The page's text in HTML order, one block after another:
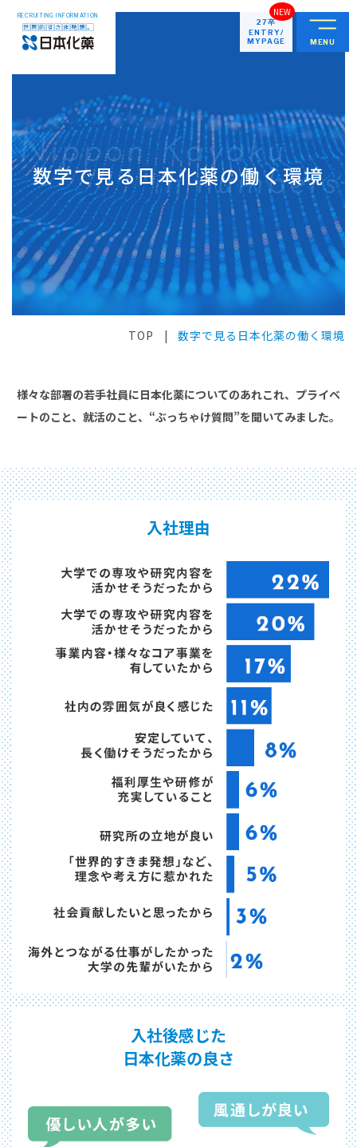
RECRUITING INFORMATION
27卒
ENTRY/
MYPAGE
MENU
はじめに
3分でわかる日本化薬
トップメッセージ
日本化薬の事業フィールド
これが世界的すきま発想。
世界の社会課題と我々が生み出すもの
会社を知る
会社説明会動画
仕事とキャリア
社員紹介1：生産技術職
社員紹介2：セイフティシステムズ 開発研究職
社員紹介3：機能化学品 技術職
社員紹介4：新事業開発 研究職
社員紹介5：機能化学品 研究職
社員紹介6：医薬 研究職
社員紹介8：医薬 製造技術職
社員紹介9：アグロ 研究職
社員紹介10：管理営業系 総合職
若手社員が動画で語る、日本化薬
制度・環境
福利厚生
人材育成制度
数字で見る日本化薬の働く環境
採用情報
新卒採用募集要項・選考フロー
キャリア採用情報
数字で見る日本化薬の働く環境
TOP 数字で見る日本化薬の働く環境
様々な部署の若手社員に日本化薬についてのあれこれ、プライベ
ートのこと、就活のこと、 “ぶっちゃけ質問”を聞いてみました。
入社理由
入社後感じた
日本化薬の良さ